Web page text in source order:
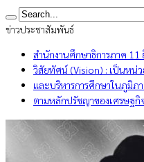
ข่าวประชาสัมพันธ์
สำนักงานศึกษาธิการภาค
วิสัยทัศน์ (Vision) : เป็นหน่
และบริหารการศึกษาในภูมิภ
ตามหลักปรัชญาของเศรษฐ